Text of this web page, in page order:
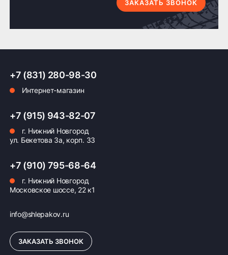
Мы отправляем заказы по всей России всеми
транспортными компаниями (ПЭК, Деловые
Автотрейдинг, Ратэк, Энергия и др.)
Доставка комплекта
(4 шт) шин или
дисков до терминала
транспортной
Новгороде —
бесплатная
Бесплатно
ПОДРОБНЕЕ ОБ ДОСТАВКЕ
ЗАКАЗАТЬ ЗВОНОК
+7 (831) 280-98-30
Интернет-магазин
+7 (915) 943-82-07
г. Нижний Новгород
ул. Бекетова 3а, корп. 33
+7 (910) 795-68-64
г. Нижний Новгород
Московское шоссе, 22 к1
info@shlepakov.ru
ЗАКАЗАТЬ ЗВОНОК